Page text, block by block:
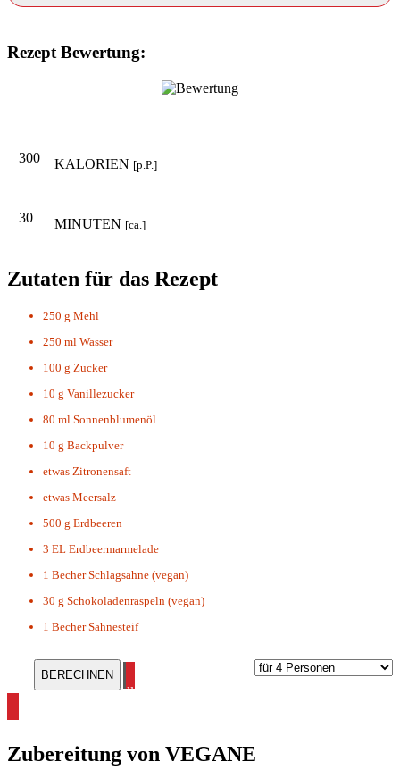
Rezept Bewertung:
300 KALORIEN [p.P.]
30 MINUTEN [ca.]
Zutaten für das Rezept
250 g Mehl
250 ml Wasser
100 g Zucker
10 g Vanillezucker
80 ml Sonnenblumenöl
10 g Backpulver
etwas Zitronensaft
etwas Meersalz
500 g Erdbeeren
3 EL Erdbeermarmelade
1 Becher Schlagsahne (vegan)
30 g Schokoladenraspeln (vegan)
1 Becher Sahnesteif
alle Torten Rezepte ansehen
Zubereitung von VEGANE